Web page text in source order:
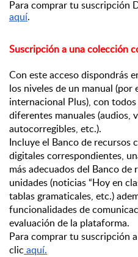
Para comprar tu suscripción
aquí.
Suscripción a una colección
Con este acceso dispondrás
los niveles de un manual (por
internacional Plus), con
diferentes manuales (audios,
autocorregibles, etc.).
Incluye el Banco de recursos
digitales correspondientes,
más adecuados del Banco de
unidades (noticias “Hoy en
tablas gramaticales, etc.)
funcionalidades de
evaluación de la plataforma.
Para comprar tu suscripción
clic aquí.